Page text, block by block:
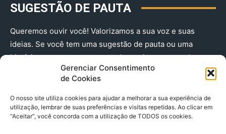
Gerenciar Consentimento
de Cookies
O nosso site utiliza cookies para ajudar a melhorar a sua experiência de
utilização, lembrar de suas preferências e visitas repetidas. Ao clicar em
“Aceitar”, você concorda com a utilização de TODOS os cookies.
SUGESTÃO DE PAUTA
Queremos ouvir você! Valorizamos a sua voz e suas
ideias. Se você tem uma sugestão de pauta ou uma
história que merece ser contada, envie-nos agora!
(91) 98224 - 3111